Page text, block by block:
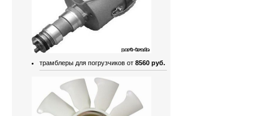
трамблеры для погрузчиков от 8560 руб.